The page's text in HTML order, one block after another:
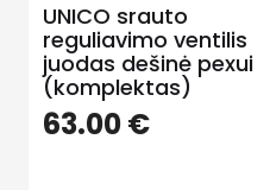
UNICO srauto
reguliavimo ventilis
juodas dešinė pexui
(komplektas)
63.00€